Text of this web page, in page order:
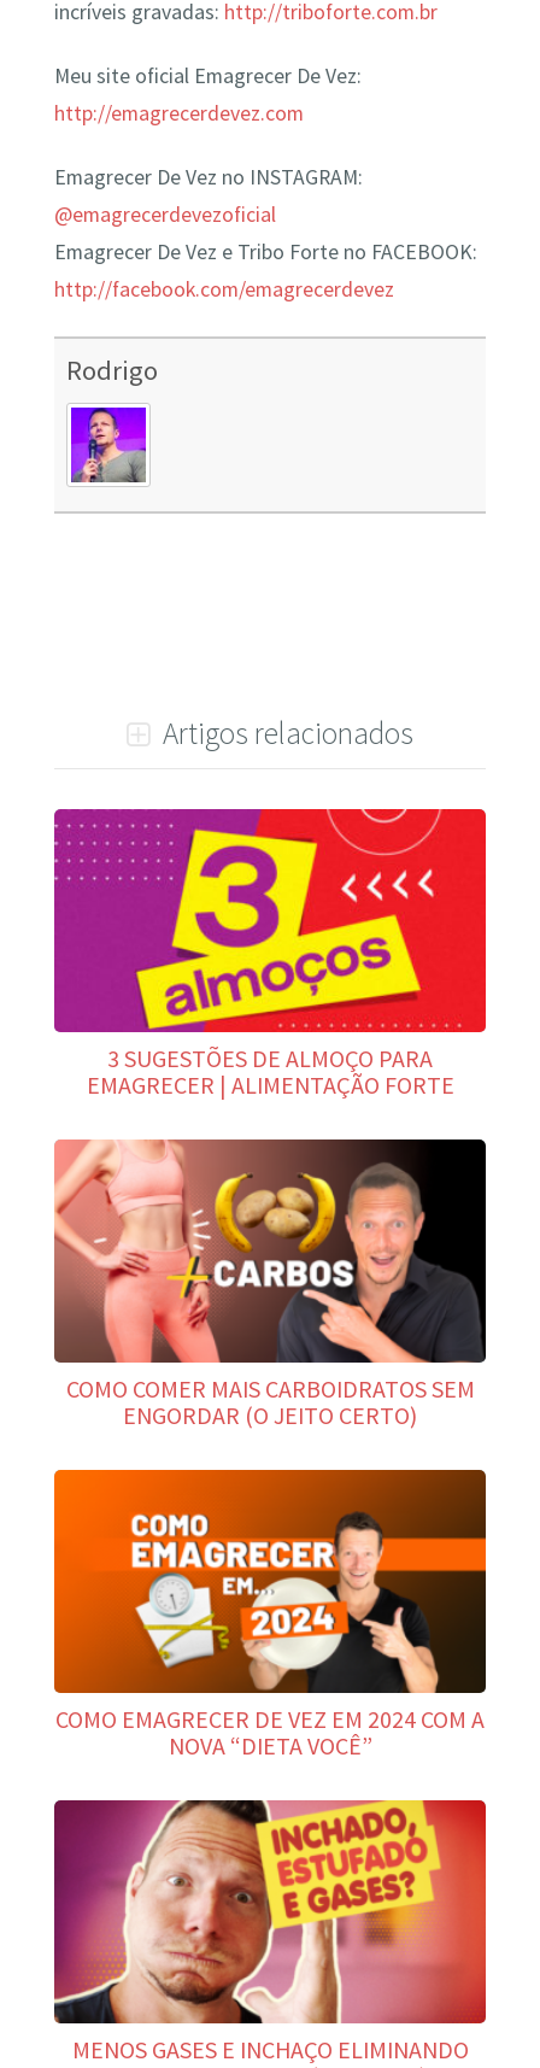
incríveis gravadas: http://triboforte.com.br
Meu site oficial Emagrecer De Vez:
http://emagrecerdevez.com
Emagrecer De Vez no INSTAGRAM:
@emagrecerdevezoficial
Emagrecer De Vez e Tribo Forte no FACEBOOK:
http://facebook.com/emagrecerdevez
Rodrigo
Artigos relacionados
3 SUGESTÕES DE ALMOÇO PARA
EMAGRECER | ALIMENTAÇÃO FORTE
COMO COMER MAIS CARBOIDRATOS SEM
ENGORDAR (O JEITO CERTO)
COMO EMAGRECER DE VEZ EM 2024 COM A
NOVA “DIETA VOCÊ”
MENOS GASES E INCHAÇO ELIMINANDO